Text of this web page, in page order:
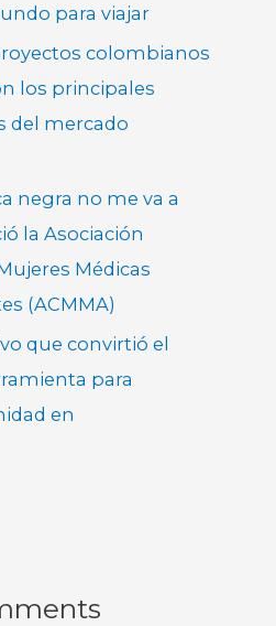
para viajar
colombianos
los principales
del mercado
negra no me va a
la Asociación
Médicas
(ACMMA)
que convirtió el
para
en